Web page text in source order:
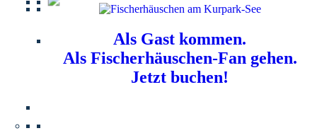
Als Gast kommen.
Als Fischerhäuschen-Fan gehen.
Jetzt buchen!